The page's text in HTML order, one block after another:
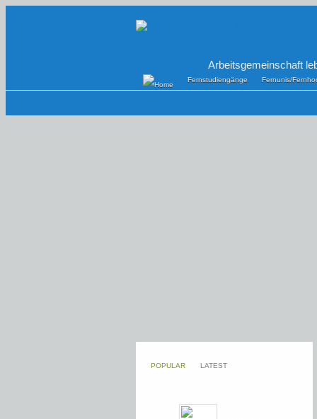
Arbeitsgemeinschaft
Fernstudiengänge Fernunis/
POPULAR LATEST